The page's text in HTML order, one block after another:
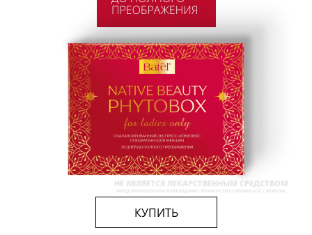
НЕ ЯВЛЯЕТСЯ ЛЕКАРСТВЕННЫМ СРЕДСТВОМ
ПЕРЕД ПРИМЕНЕНИЕМ НЕОБХОДИМО ПРОКОНСУЛЬТИРОВАТЬСЯ С ВРАЧОМ.
КУПИТЬ